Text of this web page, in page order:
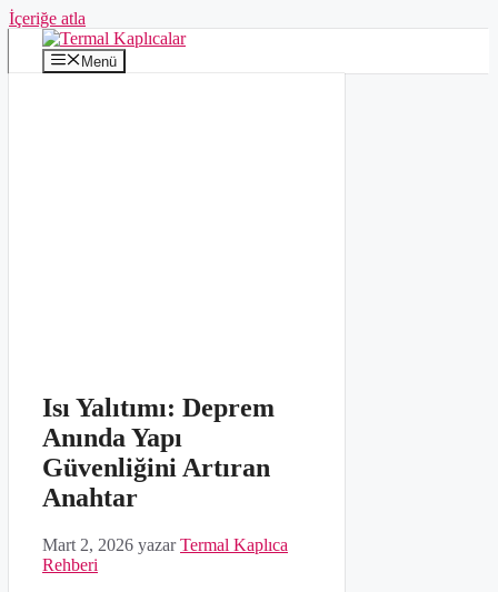
İçeriğe atla
Menü
Isı Yalıtımı: Deprem
Anında Yapı
Güvenliğini Artıran
Anahtar
Mart 2, 2026 yazarTermal Kaplıca
Rehberi